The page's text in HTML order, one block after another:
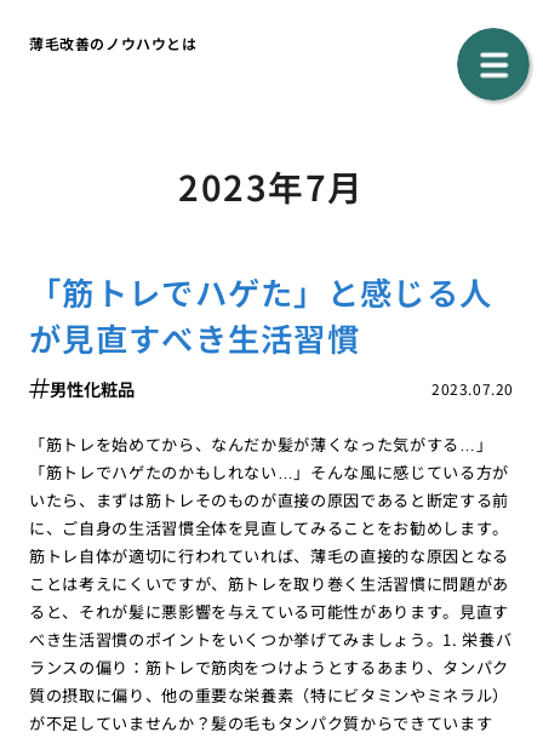
薄毛改善のノウハウとは
2023年7月
「筋トレでハゲた」と感じる人
が見直すべき生活習慣
2023.07.20
男性化粧品
「筋トレを始めてから、なんだか髪が薄くなった気がする…」
「筋トレでハゲたのかもしれない…」そんな風に感じている方が
いたら、まずは筋トレそのものが直接の原因であると断定する前
に、ご自身の生活習慣全体を見直してみることをお勧めします。
筋トレ自体が適切に行われていれば、薄毛の直接的な原因となる
ことは考えにくいですが、筋トレを取り巻く生活習慣に問題があ
ると、それが髪に悪影響を与えている可能性があります。見直す
べき生活習慣のポイントをいくつか挙げてみましょう。1. 栄養バ
ランスの偏り：筋トレで筋肉をつけようとするあまり、タンパク
質の摂取に偏り、他の重要な栄養素（特にビタミンやミネラル）
が不足していませんか？髪の毛もタンパク質からできています